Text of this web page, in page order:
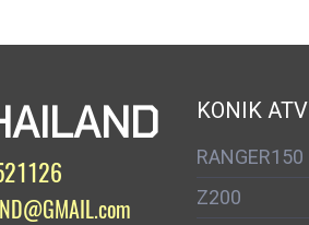
KONIK ATV
RANGER150
Z200